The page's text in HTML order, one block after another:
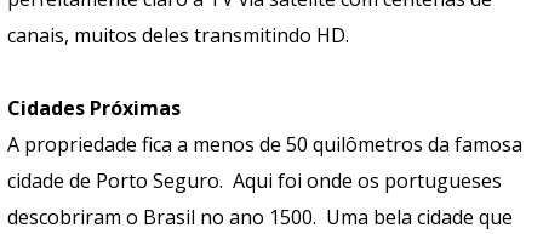
canais, muitos deles transmitindo HD.
Cidades Próximas
A propriedade fica a menos de 50 quilômetros da famosa
cidade de Porto Seguro. Aqui foi onde os portugueses
descobriram o Brasil no ano 1500. Uma bela cidade que